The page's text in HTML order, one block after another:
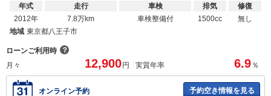
年式
2012年
走行
7.8万km
車検
車検整備付
排気
1500cc
修復
無し
地域 東京都八王子市
ローンご利用時 ？
月々
12,900円 実質年率 6.9 ％
オンライン予約 予約空き情報を見る